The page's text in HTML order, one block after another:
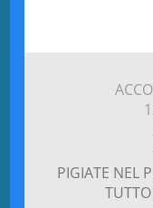
PIGIATE NEL